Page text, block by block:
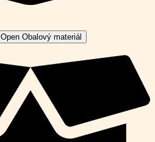
Open Obalový materiál